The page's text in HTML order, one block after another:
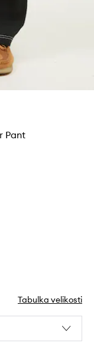
Pant
Tabulka velikosti